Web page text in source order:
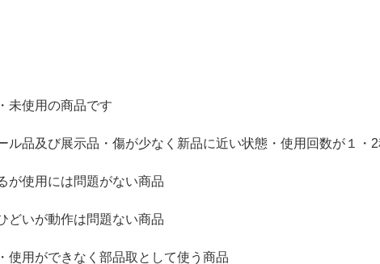
未使用の商品です
ル品及び展示品・傷が少なく新品に近い状態・使用回数が１・
が使用には問題がない商品
どいが動作は問題ない商品
使用ができなく部品取として使う商品